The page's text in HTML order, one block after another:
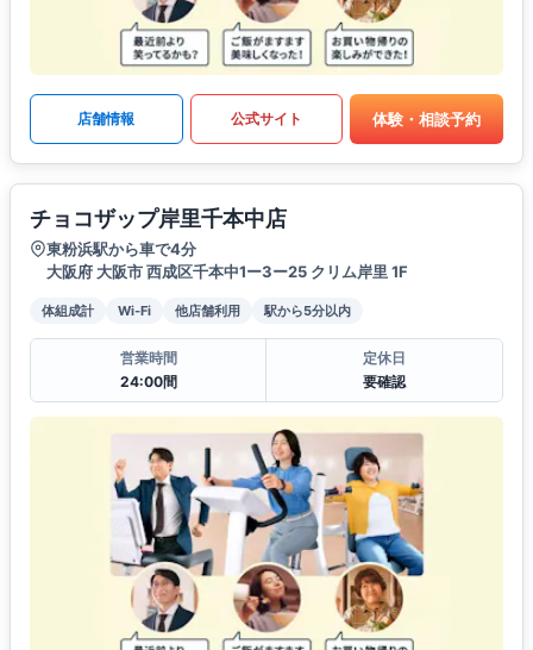
店舗情報 公式サイト 体験・相談予約
チョコザップ岸里千本中店
東粉浜駅から車で4分
大阪府 大阪市 西成区千本中1ー3ー25 クリム岸里 1F
体組成計 Wi-Fi 他店舗利用 駅から5分以内
営業時間
24:00間
定休日
要確認